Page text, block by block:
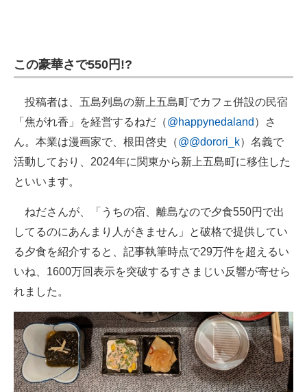
この豪華さで550円!?
投稿者は、五島列島の新上五島町でカフェ併設の民宿
「焦がれ香」を経営するねだ（@happynedaland ）さ
ん。本業は漫画家で、根田啓史（@@dorori_k）名義で
活動しており、2024年に関東から新上五島町に移住した
といいます。
ねださんが、「うちの宿、離島なので夕食550円で出
してるのにあんまり人がきません」と破格で提供してい
る夕食を紹介すると、記事執筆時点で29万件を超えるい
いね、1600万回表示を突破するすさまじい反響が寄せら
れました。